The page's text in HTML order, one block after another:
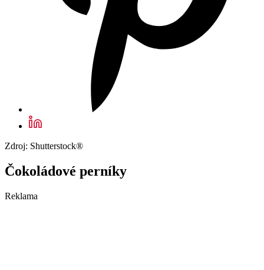
Zdroj: Shutterstock®
Čokoládové perníky
Reklama